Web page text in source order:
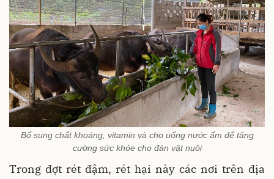
Bổ sung chất khoáng, vitamin và cho uống nước ấm để tăng
cường sức khỏe cho đàn vật nuôi
Trong đợt rét đậm, rét hại này các nơi trên địa